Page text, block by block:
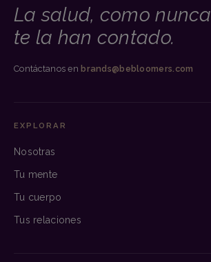
La salud, como nunca
te la han contado.
Contáctanos enbrands@bebloomers.com
EXPLORAR
Nosotras
Tu mente
Tu cuerpo
Tus relaciones